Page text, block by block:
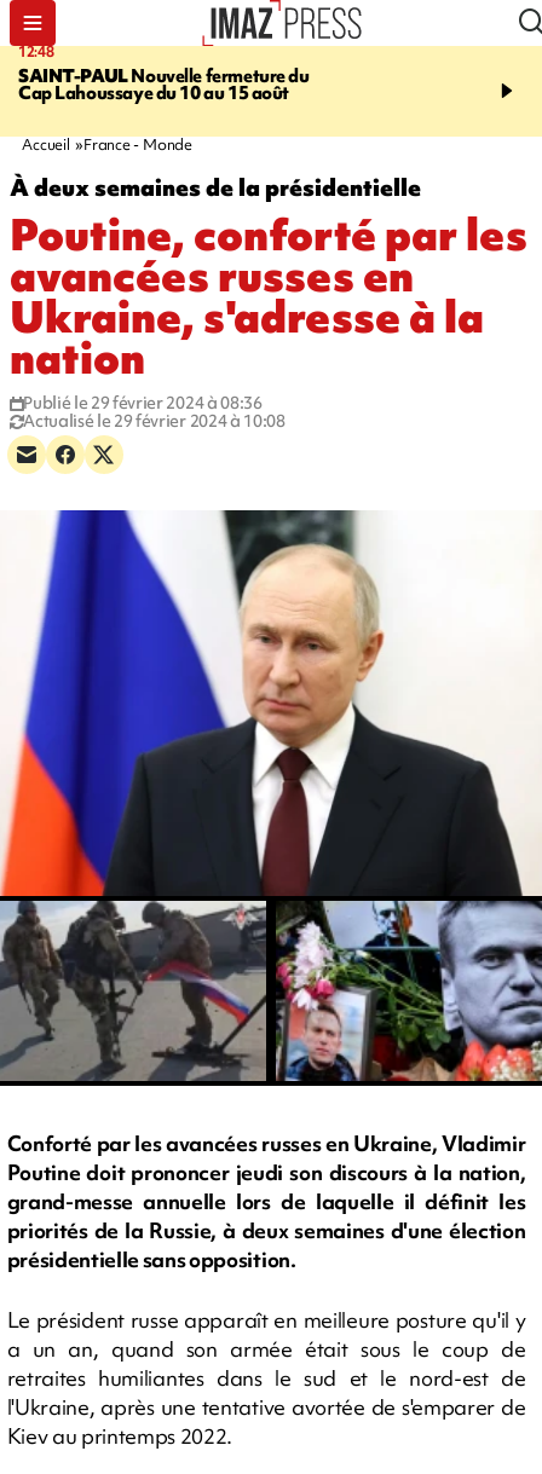
12:48
SAINT-PAULNouvelle fermeture du
Cap Lahoussaye du 10 au 15 août
14:23
massif de migrants, la
Accueil France - Monde
À deux semaines de la présidentielle
Poutine, conforté par les
avancées russes en
Ukraine, s'adresse à la
nation
Publié le 29 février 2024 à 08:36
Actualisé le 29 février 2024 à 10:08
Conforté par les avancées russes en Ukraine, Vladimir
Poutine doit prononcer jeudi son discours à la nation,
grand-messe annuelle lors de laquelle il définit les
priorités de la Russie, à deux semaines d'une élection
présidentielle sans opposition.
Le président russe apparaît en meilleure posture qu'il y
a un an, quand son armée était sous le coup de
retraites humiliantes dans le sud et le nord-est de
l'Ukraine, après une tentative avortée de s'emparer de
Kiev au printemps 2022.